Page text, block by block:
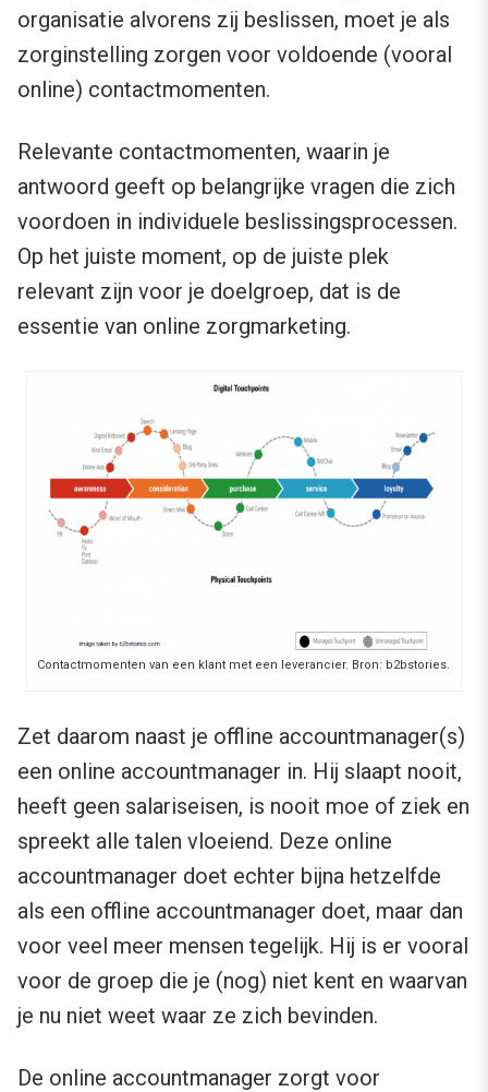
organisatie alvorens zij beslissen, moet je als
zorginstelling zorgen voor voldoende (vooral
online) contactmomenten.
Relevante contactmomenten, waarin je
antwoord geeft op belangrijke vragen die zich
voordoen in individuele beslissingsprocessen.
Op het juiste moment, op de juiste plek
relevant zijn voor je doelgroep, dat is de
essentie van online zorgmarketing.
Contactmomenten van een klant met een leverancier. Bron: b2bstories.
Zet daarom naast je offline accountmanager(s)
een online accountmanager in. Hij slaapt nooit,
heeft geen salariseisen, is nooit moe of ziek en
spreekt alle talen vloeiend. Deze online
accountmanager doet echter bijna hetzelfde
als een offline accountmanager doet, maar dan
voor veel meer mensen tegelijk. Hij is er vooral
voor de groep die je (nog) niet kent en waarvan
je nu niet weet waar ze zich bevinden.
De online accountmanager zorgt voor